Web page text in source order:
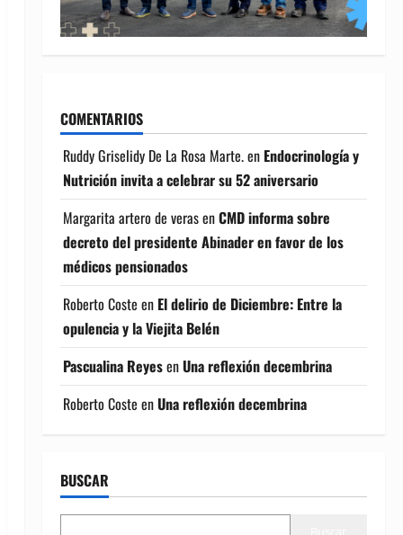
COMENTARIOS
Ruddy Griselidy De La Rosa Marte.en Endocrinología y
Nutrición invita a celebrar su 52 aniversario
Margarita artero de verasenCMD informa sobre
decreto del presidente Abinader en favor de los
médicos pensionados
Roberto Coste en El delirio de Diciembre: Entre la
opulencia y la Viejita Belén
Pascualina ReyesenUna reflexión decembrina
Roberto Coste enUna reflexión decembrina
BUSCAR